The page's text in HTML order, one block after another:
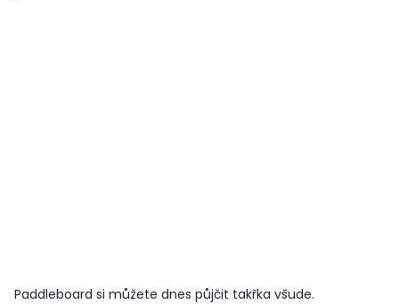
Paddleboard si můžete dnes půjčit takřka všude.